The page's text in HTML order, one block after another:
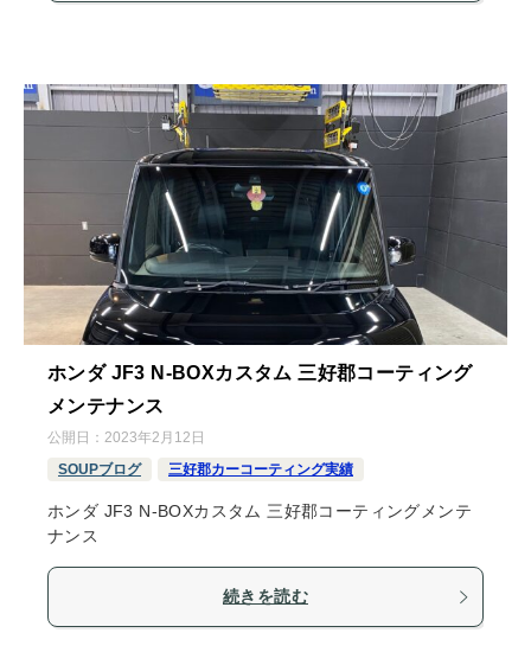
ホンダ JF3 N-BOXカスタム 三好郡コーティング
メンテナンス
公開日： 2023年2月12日
SOUPブログ
三好郡カーコーティング実績
ホンダ JF3 N-BOXカスタム 三好郡コーティングメンテ
ナンス
続きを読む